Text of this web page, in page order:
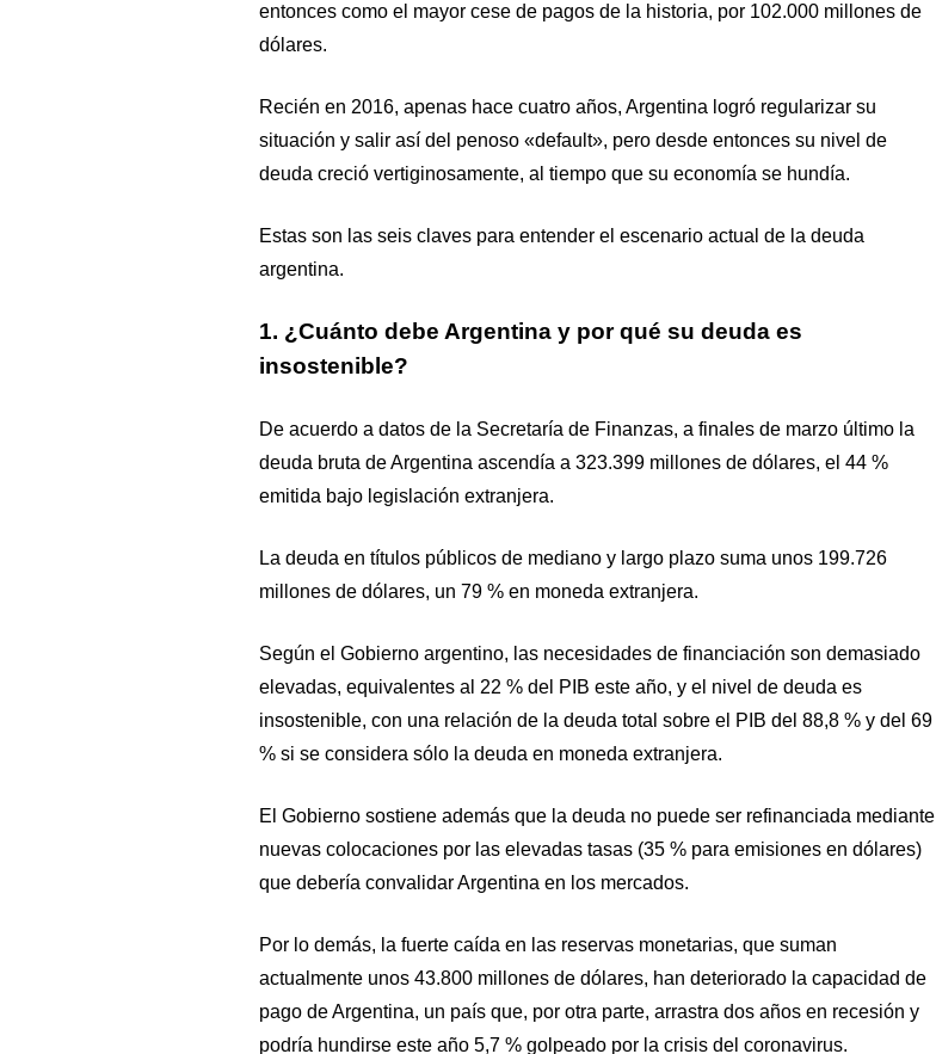
entonces como el mayor cese de pagos de la historia, por 102.000 millones de
dólares.
Recién en 2016, apenas hace cuatro años, Argentina logró regularizar su
situación y salir así del penoso «default», pero desde entonces su nivel de
deuda creció vertiginosamente, al tiempo que su economía se hundía.
Estas son las seis claves para entender el escenario actual de la deuda
argentina.
1. ¿Cuánto debe Argentina y por qué su deuda es
insostenible?
De acuerdo a datos de la Secretaría de Finanzas, a finales de marzo último la
deuda bruta de Argentina ascendía a 323.399 millones de dólares, el 44 %
emitida bajo legislación extranjera.
La deuda en títulos públicos de mediano y largo plazo suma unos 199.726
millones de dólares, un 79 % en moneda extranjera.
Según el Gobierno argentino, las necesidades de financiación son demasiado
elevadas, equivalentes al 22 % del PIB este año, y el nivel de deuda es
insostenible, con una relación de la deuda total sobre el PIB del 88,8 % y del 69
% si se considera sólo la deuda en moneda extranjera.
El Gobierno sostiene además que la deuda no puede ser refinanciada mediante
nuevas colocaciones por las elevadas tasas (35 % para emisiones en dólares)
que debería convalidar Argentina en los mercados.
Por lo demás, la fuerte caída en las reservas monetarias, que suman
actualmente unos 43.800 millones de dólares, han deteriorado la capacidad de
pago de Argentina, un país que, por otra parte, arrastra dos años en recesión y
podría hundirse este año 5,7 % golpeado por la crisis del coronavirus.